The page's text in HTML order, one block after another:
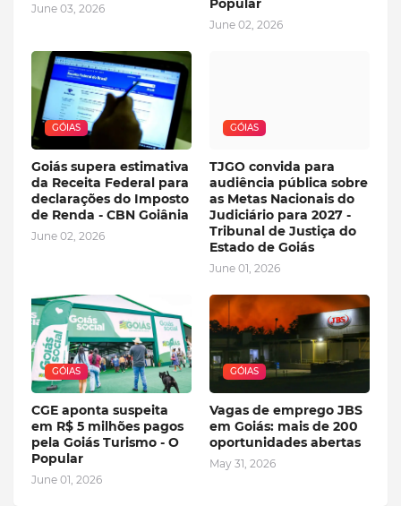
June 03, 2026 Popular
June 02, 2026
GÓIAS
Goiás supera estimativa
da Receita Federal para
declarações do Imposto
de Renda - CBN Goiânia
June 02, 2026
GÓIAS
TJGO convida para
audiência pública sobre
as Metas Nacionais do
Judiciário para 2027 -
Tribunal de Justiça do
Estado de Goiás
June 01, 2026
GÓIAS
CGE aponta suspeita
em R$ 5 milhões pagos
pela Goiás Turismo - O
Popular
June 01, 2026
GÓIAS
Vagas de emprego JBS
em Goiás: mais de 200
oportunidades abertas
May 31, 2026